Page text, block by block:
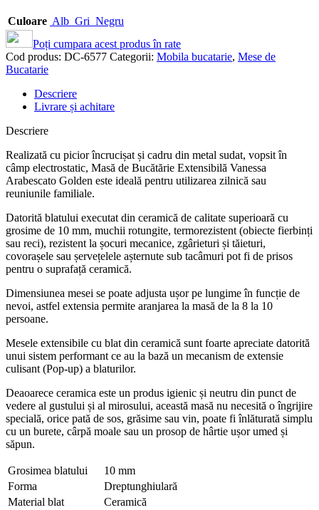
Culoare Alb Gri Negru
Poți cumpara acest produs în rate
Cod produs: DC-6577 Categorii: Mobila bucatarie, Mese de
Bucatarie
Descriere
Livrare și achitare
Descriere
Realizată cu picior încrucișat și cadru din metal sudat, vopsit în
câmp electrostatic, Masă de Bucătărie Extensibilă Vanessa
Arabescato Golden este ideală pentru utilizarea zilnică sau
reuniunile familiale.
Datorită blatului executat din ceramică de calitate superioară cu
grosime de 10 mm, muchii rotungite, termorezistent (obiecte fierbinți
sau reci), rezistent la șocuri mecanice, zgârieturi și tăieturi,
covorașele sau șervețelele așternute sub tacâmuri pot fi de prisos
pentru o suprafață ceramică.
Dimensiunea mesei se poate adjusta ușor pe lungime în funcție de
nevoi, astfel extensia permite aranjarea la masă de la 8 la 10
persoane.
Mesele extensibile cu blat din ceramică sunt foarte apreciate datorită
unui sistem performant ce au la bază un mecanism de extensie
culisant (Pop-up) a blaturilor.
Deaoarece ceramica este un produs igienic și neutru din punct de
vedere al gustului și al mirosului, această masă nu necesită o îngrijire
specială, orice pată de sos, grăsime sau vin, poate fi înlăturată simplu
cu un burete, cârpă moale sau un prosop de hârtie ușor umed și
săpun.
Grosimea blatului
10 mm
Forma
Dreptunghiulară
Material blat
Ceramică